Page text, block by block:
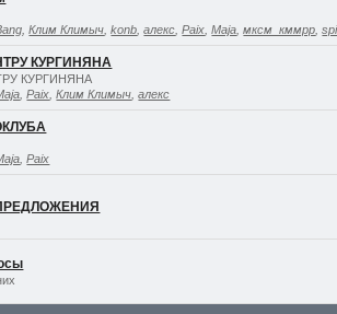
,Клим Климыч ,konb ,алекс ,Paix ,Maja ,мксм_кммрр ,
КУРГИНЯНА
КУРГИНЯНА
,Paix ,Клим Климыч ,алекс
,Paix